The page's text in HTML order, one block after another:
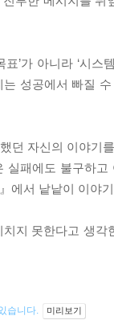
표’가 아니라 ‘시
성공에서 빠질
던 자신의 이야기
실패에도 불구하
에서 낱낱이 이야
지 못한다고 생
습니다. 미리보기